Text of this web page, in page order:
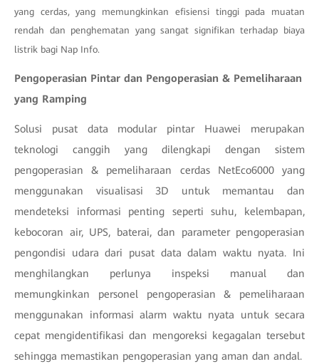
yang cerdas, yang memungkinkan efisiensi tinggi pada muatan
rendah dan penghematan yang sangat signifikan terhadap biaya
listrik bagi Nap Info.
Pengoperasian Pintar dan Pengoperasian & Pemeliharaan
yang Ramping
Solusi pusat data modular pintar Huawei merupakan
teknologi canggih yang dilengkapi dengan sistem
pengoperasian & pemeliharaan cerdas NetEco6000 yang
menggunakan visualisasi 3D untuk memantau dan
mendeteksi informasi penting seperti suhu, kelembapan,
kebocoran air, UPS, baterai, dan parameter pengoperasian
pengondisi udara dari pusat data dalam waktu nyata. Ini
menghilangkan perlunya inspeksi manual dan
memungkinkan personel pengoperasian & pemeliharaan
menggunakan informasi alarm waktu nyata untuk secara
cepat mengidentifikasi dan mengoreksi kegagalan tersebut
sehingga memastikan pengoperasian yang aman dan andal.